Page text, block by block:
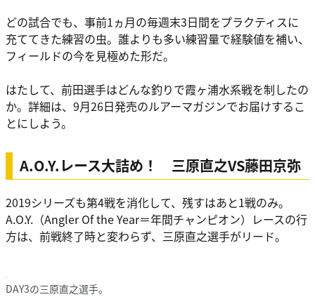
どの試合でも、事前1ヵ月の毎週末3日間をプラクティスに
充ててきた練習の虫。誰よりも多い練習量で経験値を補い、
フィールドの今を見極めた形だ。
はたして、前田選手はどんな釣りで霞ヶ浦水系戦を制したの
か。詳細は、9月26日発売のルアーマガジンでお届けするこ
とにしよう。
A.O.Y.レース大詰め！ 三原直之VS藤田京弥
2019シリーズも第4戦を消化して、残すはあと1戦のみ。
A.O.Y.（Angler Of the Year＝年間チャンピオン）レースの行
方は、前戦終了時と変わらず、三原直之選手がリード。
DAY3の三原直之選手。